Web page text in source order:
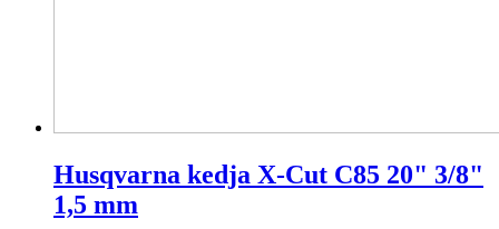
Husqvarna kedja X-Cut C85 20" 3/8"
1,5 mm